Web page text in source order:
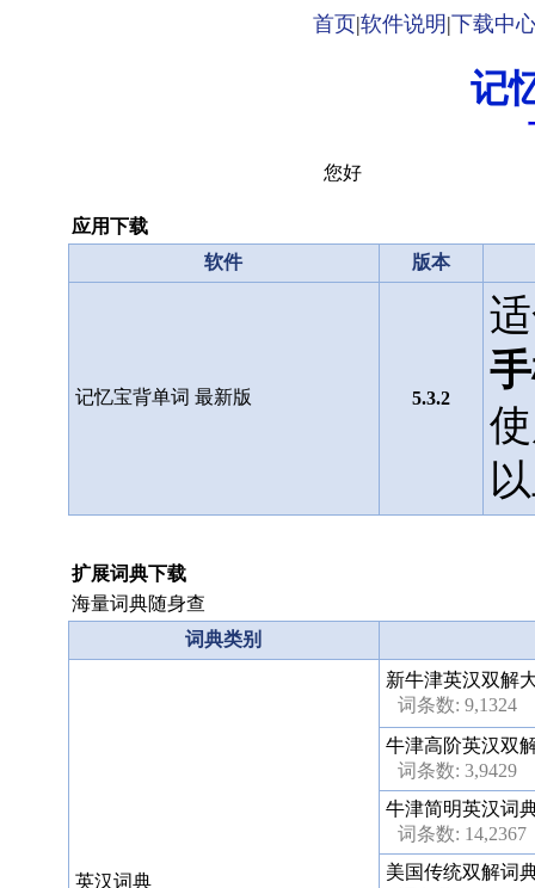
首页|软件说明 |下载中
记
您好
应用下载
软件
版本
记忆宝背单词 最新版 5.3.2
扩展词典下载
海量词典随身查
词典类别
英汉词典
新牛津英汉双解
词条数: 9,1324
牛津高阶英汉双
词条数: 3,9429
牛津简明英汉词
词条数: 14,2367
美国传统双解词